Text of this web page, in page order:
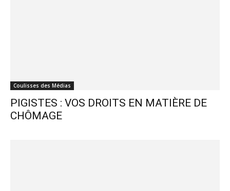
Coulisses des Médias
PIGISTES : VOS DROITS EN MATIÈRE DE
CHÔMAGE